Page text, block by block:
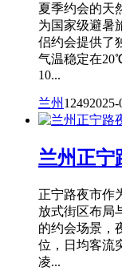
夏季约会的天
为国家级避暑
侣约会提供了
气温稳定在
10...
兰州 12492025-
兰州正宁
正宁路夜市作
放式街区布局
的约会场景，
位，日均客流
凌...